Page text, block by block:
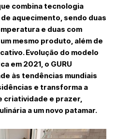
combina tecnologia
aquecimento, sendo duas
e duas com
mesmo produto, além de
Evolução do modelo
em 2021, o GURU
às tendências mundiais
e transforma a
criatividade e prazer,
a um novo patamar.